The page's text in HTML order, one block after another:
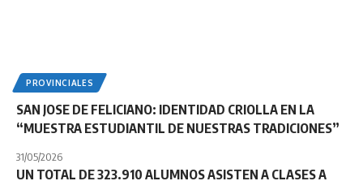
PROVINCIALES
SAN JOSE DE FELICIANO: IDENTIDAD CRIOLLA EN LA
“MUESTRA ESTUDIANTIL DE NUESTRAS TRADICIONES”
31/05/2026
UN TOTAL DE 323.910 ALUMNOS ASISTEN A CLASES A